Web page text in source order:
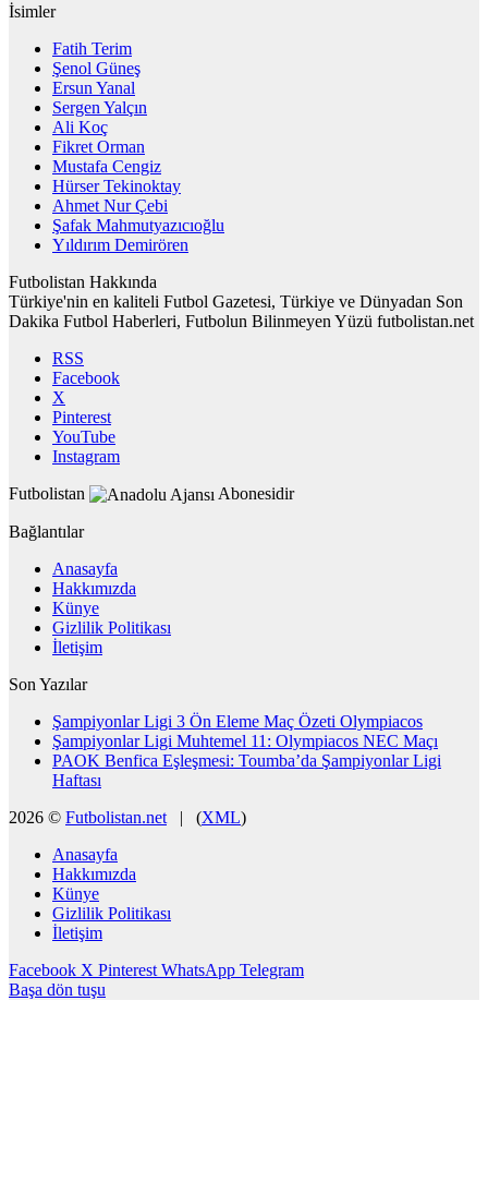
İsimler
Fatih Terim
Şenol Güneş
Ersun Yanal
Sergen Yalçın
Ali Koç
Fikret Orman
Mustafa Cengiz
Hürser Tekinoktay
Ahmet Nur Çebi
Şafak Mahmutyazıcıoğlu
Yıldırım Demirören
Futbolistan Hakkında
Türkiye'nin en kaliteli Futbol Gazetesi, Türkiye ve Dünyadan Son
Dakika Futbol Haberleri, Futbolun Bilinmeyen Yüzü futbolistan.net
RSS
Facebook
X
Pinterest
YouTube
Instagram
Futbolistan
Abonesidir
Bağlantılar
Anasayfa
Hakkımızda
Künye
Gizlilik Politikası
İletişim
Son Yazılar
Şampiyonlar Ligi 3 Ön Eleme Maç Özeti Olympiacos
Şampiyonlar Ligi Muhtemel 11: Olympiacos NEC Maçı
PAOK Benfica Eşleşmesi: Toumba’da Şampiyonlar Ligi
Haftası
2026 © Futbolistan.net | (XML)
Anasayfa
Hakkımızda
Künye
Gizlilik Politikası
İletişim
Facebook X Pinterest WhatsApp Telegram
Başa dön tuşu